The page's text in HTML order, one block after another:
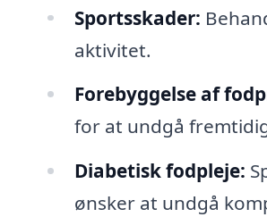
Sportsskader:
aktivitet.
Forebyggelse af
for at undgå
Diabetisk fodpleje:
ønsker at undgå